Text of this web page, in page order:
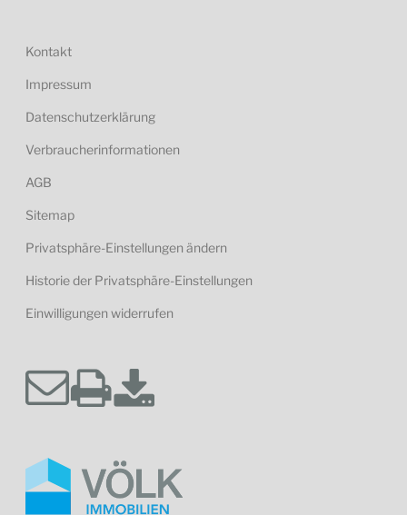
Kontakt
Impressum
Datenschutzerklärung
Verbraucherinformationen
AGB
Sitemap
Privatsphäre-Einstellungen ändern
Historie der Privatsphäre-Einstellungen
Einwilligungen widerrufen